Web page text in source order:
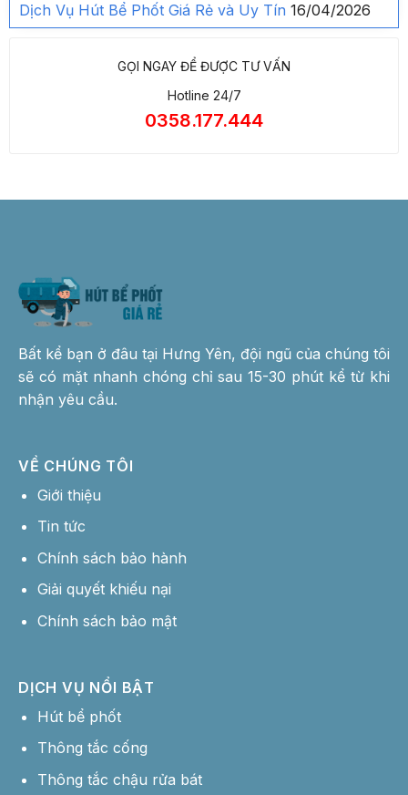
Dịch Vụ Hút Bể Phốt Giá Rẻ và Uy Tín 16/04/2026
GỌI NGAY ĐỂ ĐƯỢC TƯ VẤN
Hotline 24/7
0358.177.444
Bất kể bạn ở đâu tại Hưng Yên, đội ngũ của chúng tôi
sẽ có mặt nhanh chóng chỉ sau 15-30 phút kể từ khi
nhận yêu cầu.
VỀ CHÚNG TÔI
Giới thiệu
Tin tức
Chính sách bảo hành
Giải quyết khiếu nại
Chính sách bảo mật
DỊCH VỤ NỔI BẬT
Hút bể phốt
Thông tắc cống
Thông tắc chậu rửa bát